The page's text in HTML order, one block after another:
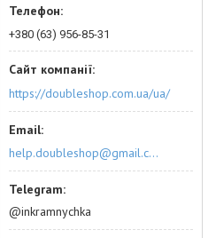
+380 (63) 956-85-31
https://doubleshop.com.ua/ua/
help.doubleshop@gmail.com
@inkramnychka